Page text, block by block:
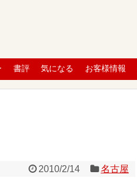
書評 気になる お客様情報
2010/2/14 名古屋